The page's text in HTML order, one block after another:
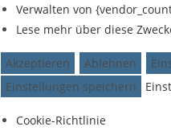
Verwalten von
Lese mehr über diese
Akzeptieren Ablehnen
Einstellungen speichern
Cookie-Richtlinie